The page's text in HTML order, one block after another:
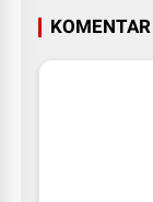
KOMENTAR